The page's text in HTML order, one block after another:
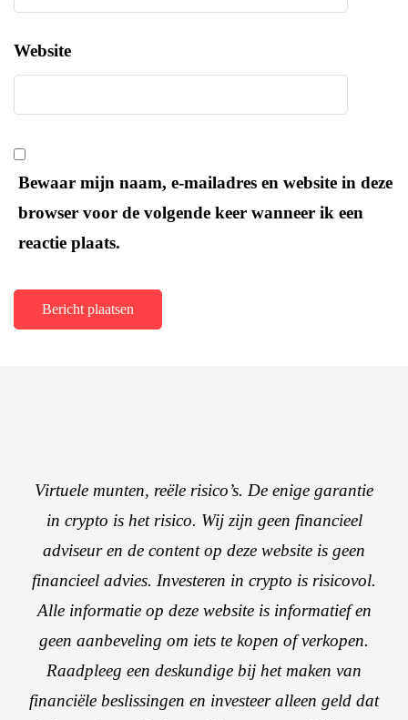
Website
Bewaar mijn naam, e-mailadres en website in deze
browser voor de volgende keer wanneer ik een
reactie plaats.
Virtuele munten, reële risico’s. De enige garantie
in crypto is het risico. Wij zijn geen financieel
adviseur en de content op deze website is geen
financieel advies. Investeren in crypto is risicovol.
Alle informatie op deze website is informatief en
geen aanbeveling om iets te kopen of verkopen.
Raadpleeg een deskundige bij het maken van
financiële beslissingen en investeer alleen geld dat